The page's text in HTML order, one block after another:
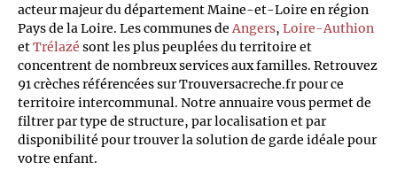
acteur majeur du département Maine-et-Loire en région
Pays de la Loire. Les communes deAngers, Loire-Authion
etTrélazé sont les plus peuplées du territoire et
concentrent de nombreux services aux familles. Retrouvez
91 crèches référencées sur Trouversacreche.fr pour ce
territoire intercommunal. Notre annuaire vous permet de
filtrer par type de structure, par localisation et par
disponibilité pour trouver la solution de garde idéale pour
votre enfant.